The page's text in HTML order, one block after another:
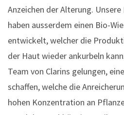
Anzeichen der Alterung.
haben ausserdem einen Bio-
entwickelt, welcher die
der Haut wieder ankurbeln
Team von Clarins gelungen,
schaffen, welche die
hohen Konzentration an